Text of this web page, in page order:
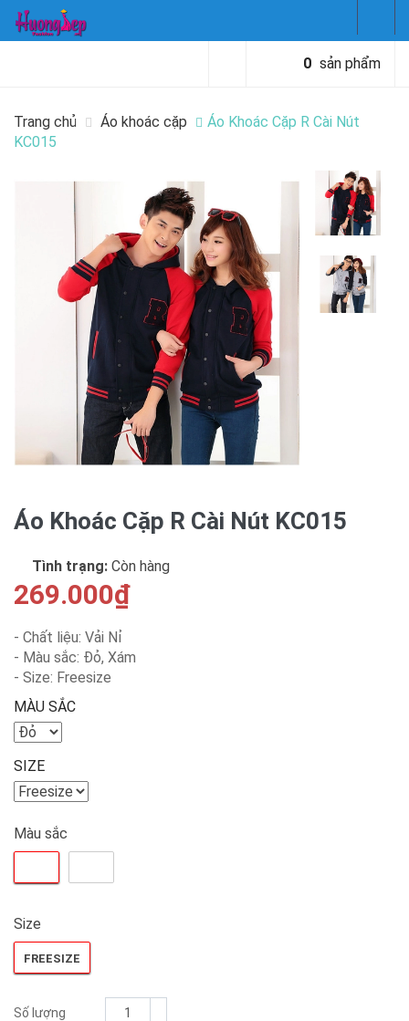
0 sản phẩm
Trang chủ Áo khoác cặp
Áo Khoác Cặp R Cài Nút
KC015
Áo Khoác Cặp R Cài Nút KC015
Tình trạng: Còn hàng
269.000₫
- Chất liệu: Vải Nỉ
- Màu sắc: Đỏ, Xám
- Size: Freesize
MÀU SẮC
SIZE
Màu sắc
Size
FREESIZE
Số lượng